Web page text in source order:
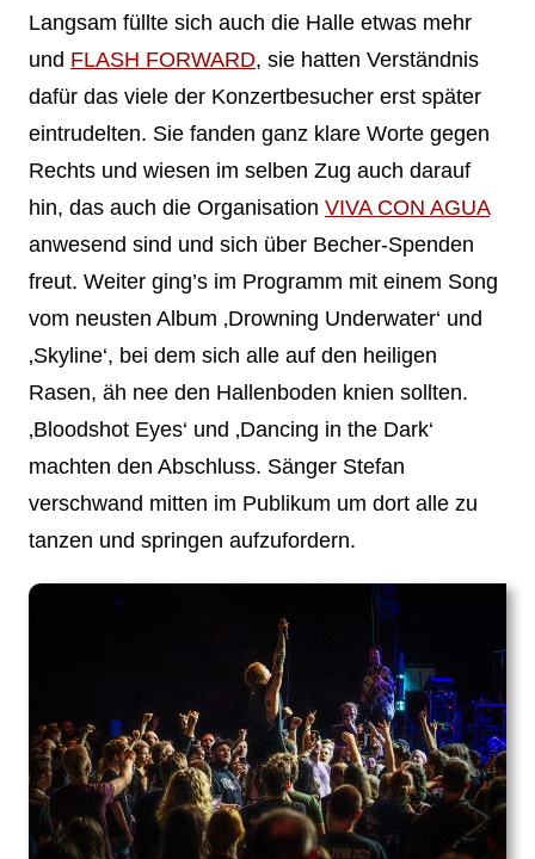
Langsam füllte sich auch die Halle etwas mehr
und FLASH FORWARD, sie hatten Verständnis
dafür das viele der Konzertbesucher erst später
eintrudelten. Sie fanden ganz klare Worte gegen
Rechts und wiesen im selben Zug auch darauf
hin, das auch die Organisation VIVA CON AGUA
anwesend sind und sich über Becher-Spenden
freut. Weiter ging’s im Programm mit einem Song
vom neusten Album ‚Drowning Underwater‘ und
‚Skyline‘, bei dem sich alle auf den heiligen
Rasen, äh nee den Hallenboden knien sollten.
‚Bloodshot Eyes‘ und ‚Dancing in the Dark‘
machten den Abschluss. Sänger Stefan
verschwand mitten im Publikum um dort alle zu
tanzen und springen aufzufordern.